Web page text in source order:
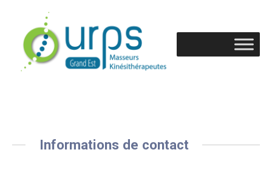
Informations de contact